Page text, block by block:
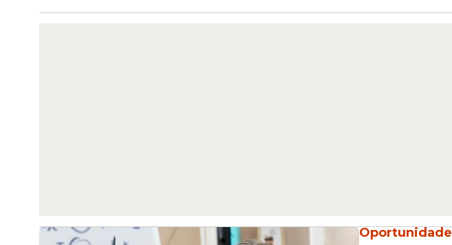
Oportunidade